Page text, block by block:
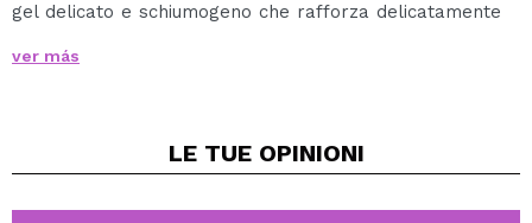
gel delicato e schiumogeno che rafforza delicatamente
irritazioni.
mirtillo rosso per accelerare la rigenerazione.
calmante.
ver más
LE TUE OPINIONI